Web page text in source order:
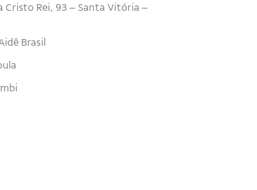
Cristo Rei, 93 – Santa Vitória –
Brasil